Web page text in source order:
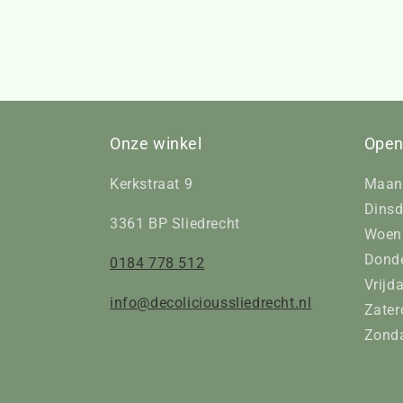
Onze winkel
Kerkstraat 9
3361 BP Sliedrecht
0184 778 512
info@decolicioussliedrecht.nl